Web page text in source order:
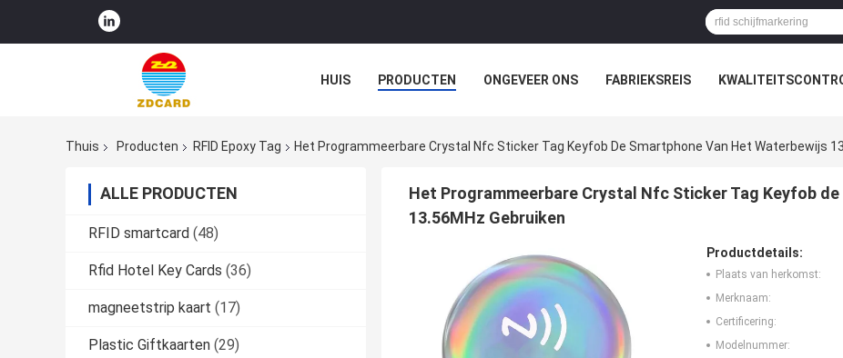
HUIS PRODUCTEN ONGEVEER ONS FABRIEKSREIS
Thuis Producten RFID Epoxy Tag Het Programmeerbare Crystal Nfc Sticker Tag Keyfob De Smartphone Van Het Waterbewijs
ALLE PRODUCTEN
RFID smartcard (48)
Rfid Hotel Key Cards (36)
magneetstrip kaart (17)
Plastic Giftkaarten (29)
Het Programmeerbare Crystal Nfc Sticker Tag Keyfob
13.56MHz Gebruiken
Productdetails:
Plaats van herkomst:
Merknaam:
Certificering:
Modelnummer: